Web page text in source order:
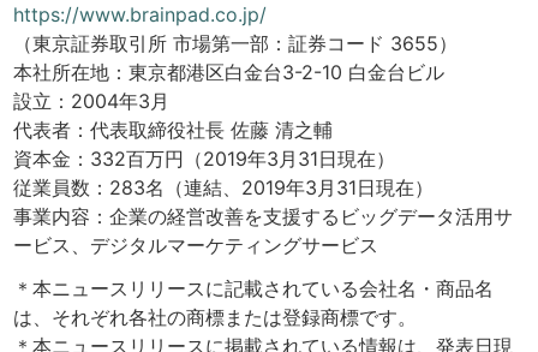
https://www.brainpad.co.jp/
（東京証券取引所 市場第一部：証券コード 3655）
本社所在地：東京都港区白金台3-2-10 白金台ビル
設立：2004年3月
代表者：代表取締役社長 佐藤 清之輔
資本金：332百万円（2019年3月31日現在）
従業員数：283名（連結、2019年3月31日現在）
事業内容：企業の経営改善を支援するビッグデータ活用サ
ービス、デジタルマーケティングサービス
＊本ニュースリリースに記載されている会社名・商品名
は、それぞれ各社の商標または登録商標です。
＊本ニュースリリースに掲載されている情報は、発表日現